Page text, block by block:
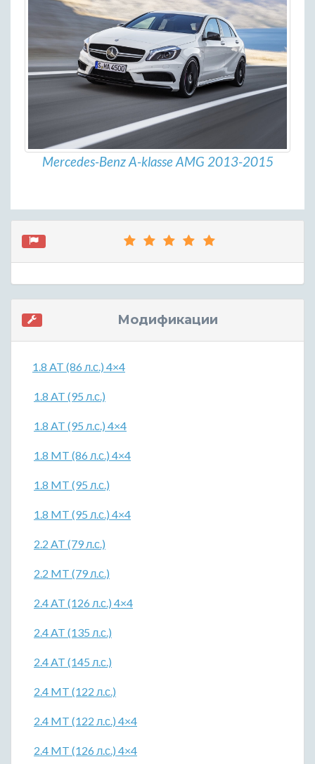
Mercedes-Benz A-klasse AMG 2013-2015
Модификации
1.8 AT (86 л.с.) 4×4
1.8 AT (95 л.с.)
1.8 AT (95 л.с.) 4×4
1.8 MT (86 л.с.) 4×4
1.8 MT (95 л.с.)
1.8 MT (95 л.с.) 4×4
2.2 AT (79 л.с.)
2.2 MT (79 л.с.)
2.4 AT (126 л.с.) 4×4
2.4 AT (135 л.с.)
2.4 AT (145 л.с.)
2.4 MT (122 л.с.)
2.4 MT (122 л.с.) 4×4
2.4 MT (126 л.с.) 4×4